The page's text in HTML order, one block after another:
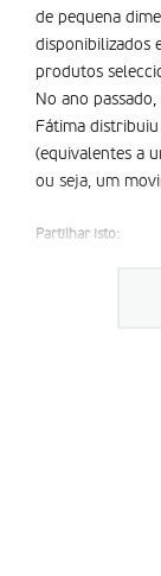
de pequena
disponibilizados
produtos
No ano
Fátima
(equivalentes a
ou seja, um
Partilhar isto: